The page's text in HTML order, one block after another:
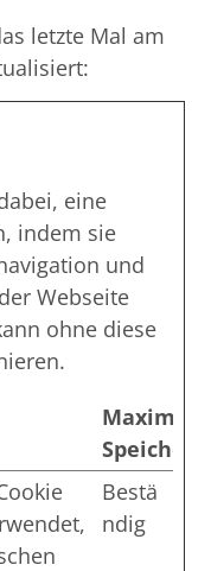
letzte Mal am
eine
indem sie
und
Webseite
ohne diese
Maximale
Bestä
ndig